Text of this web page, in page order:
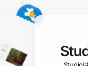
Studio